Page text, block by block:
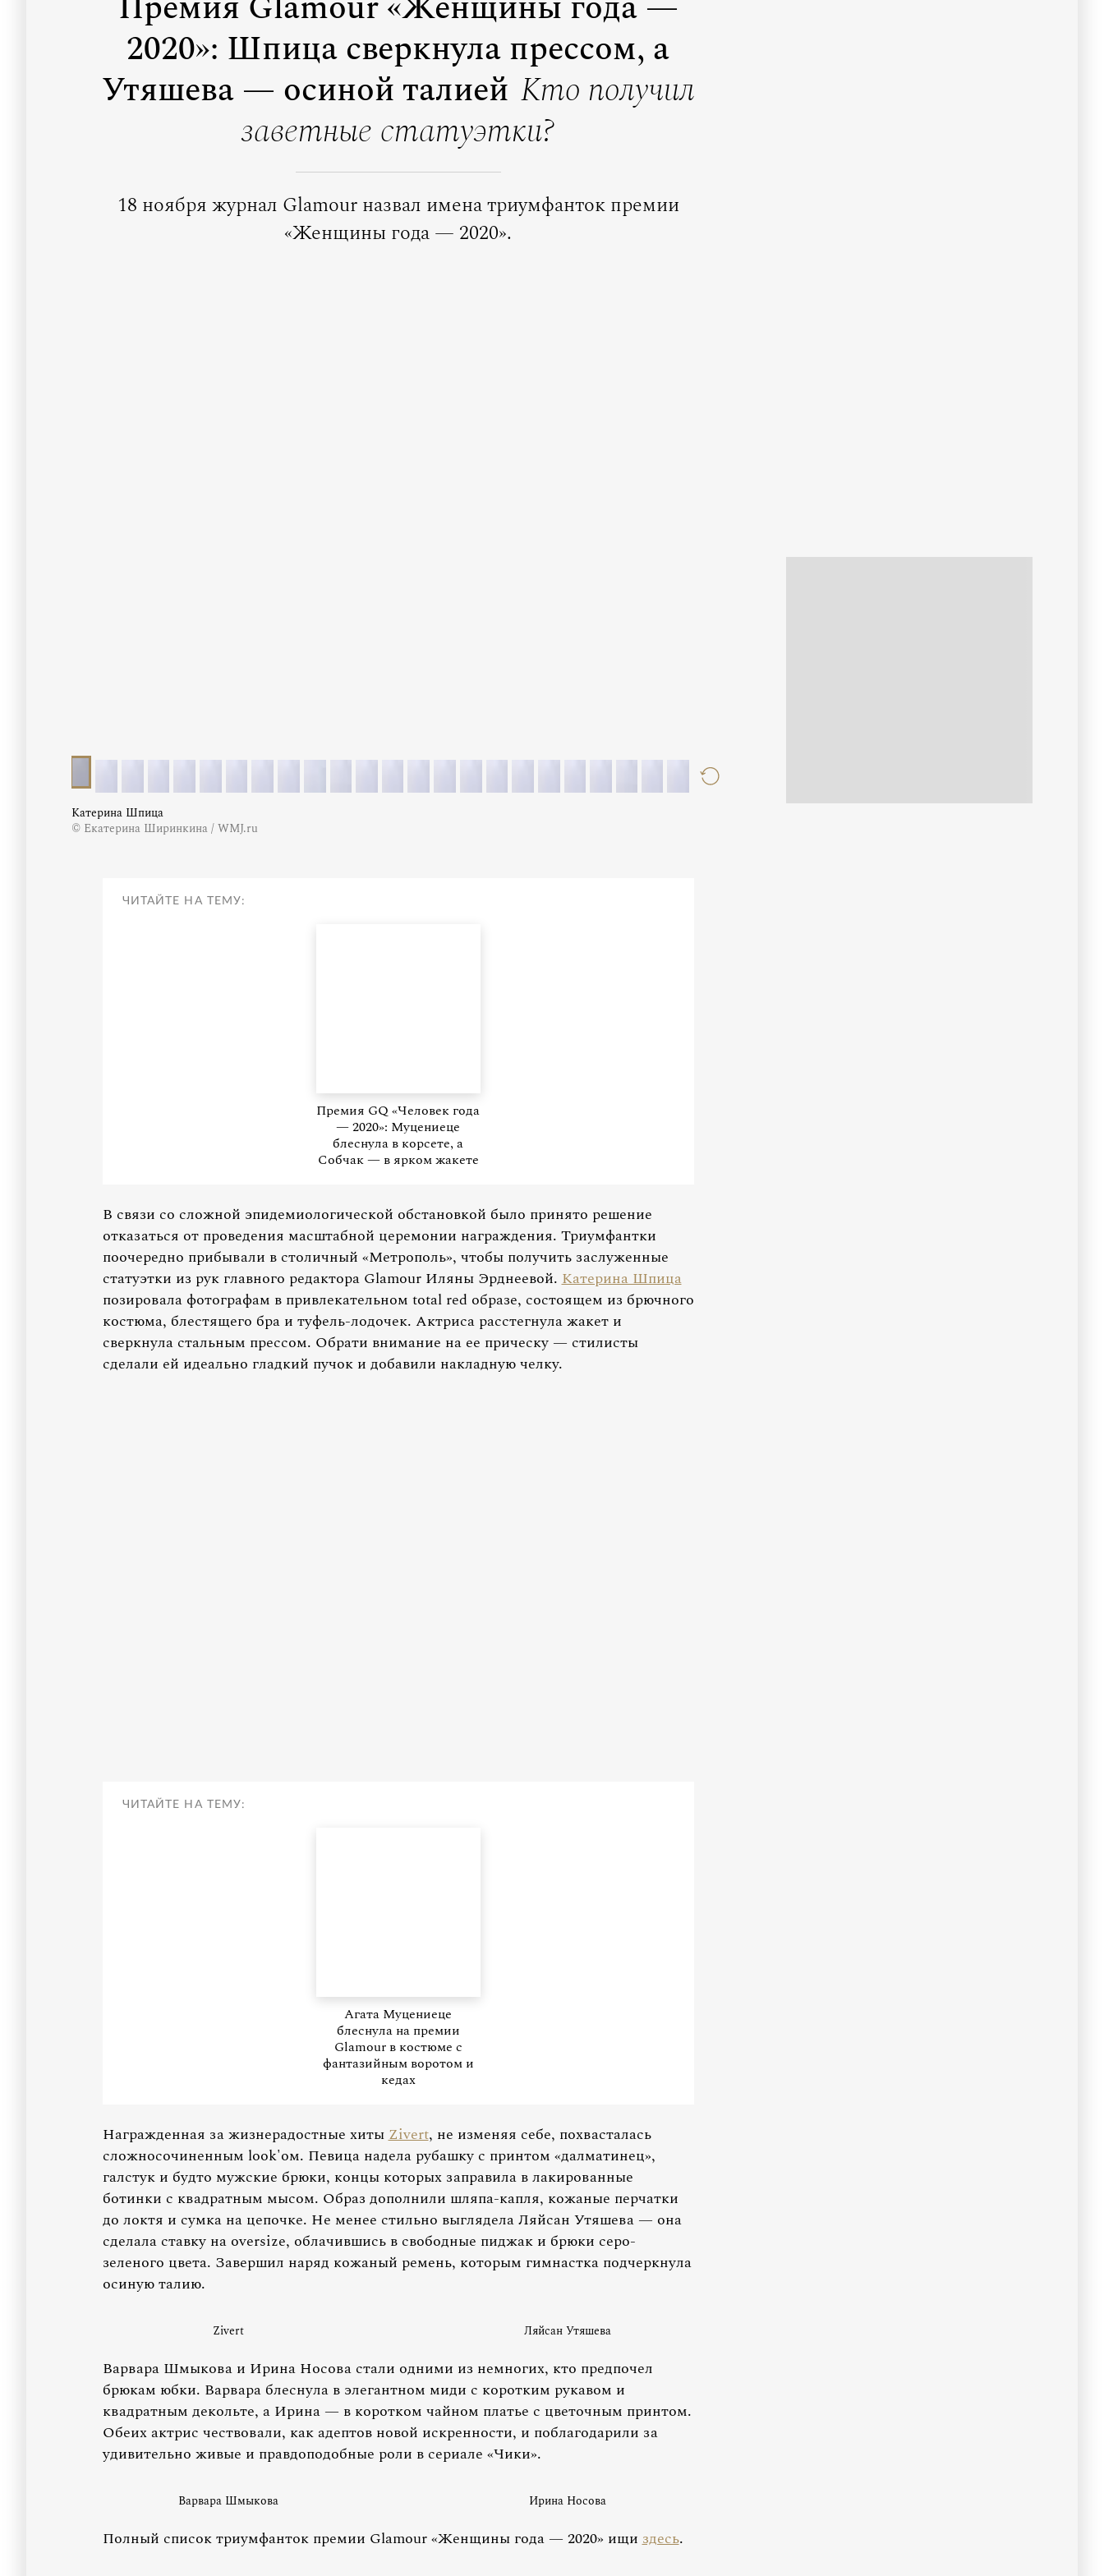
2020»: Шпица сверкнула прессом, а
Утяшева — осиной талией Кто получил
заветные статуэтки?
18 ноября журнал Glamour назвал имена триумфанток премии
«Женщины года — 2020».
Катерина Шпица
© Екатерина Ширинкина / WMJ.ru
ЧИТАЙТЕ НА ТЕМУ:
Премия GQ «Человек года
— 2020»: Муцениеце
блеснула в корсете, а
Собчак — в ярком жакете
В связи со сложной эпидемиологической обстановкой было принято решение
отказаться от проведения масштабной церемонии награждения. Триумфантки
поочередно прибывали в столичный «Метрополь», чтобы получить заслуженные
статуэтки из рук главного редактора Glamour Иляны Эрднеевой.Катерина Шпица
позировала фотографам в привлекательном total red образе, состоящем из брючного
костюма, блестящего бра и туфель-лодочек. Актриса расстегнула жакет и
сверкнула стальным прессом. Обрати внимание на ее прическу — стилисты
сделали ей идеально гладкий пучок и добавили накладную челку.
ЧИТАЙТЕ НА ТЕМУ:
Агата Муцениеце
блеснула на премии
Glamour в костюме с
фантазийным воротом и
кедах
Награжденная за жизнерадостные хитыZivert, не изменяя себе, похвасталась
сложносочиненным look'ом. Певица надела рубашку с принтом «далматинец»,
галстук и будто мужские брюки, концы которых заправила в лакированные
ботинки с квадратным мысом. Образ дополнили шляпа-капля, кожаные перчатки
до локтя и сумка на цепочке. Не менее стильно выглядела Ляйсан Утяшева — она
сделала ставку на oversize, облачившись в свободные пиджак и брюки серо-
зеленого цвета. Завершил наряд кожаный ремень, которым гимнастка подчеркнула
осиную талию.
Zivert Ляйсан Утяшева
Варвара Шмыкова и Ирина Носова стали одними из немногих, кто предпочел
брюкам юбки. Варвара блеснула в элегантном миди с коротким рукавом и
квадратным декольте, а Ирина — в коротком чайном платье с цветочным принтом.
Обеих актрис чествовали, как адептов новой искренности, и поблагодарили за
удивительно живые и правдоподобные роли в сериале «Чики».
Варвара Шмыкова Ирина Носова
Полный список триумфанток премии Glamour «Женщины года — 2020» ищиздесь.